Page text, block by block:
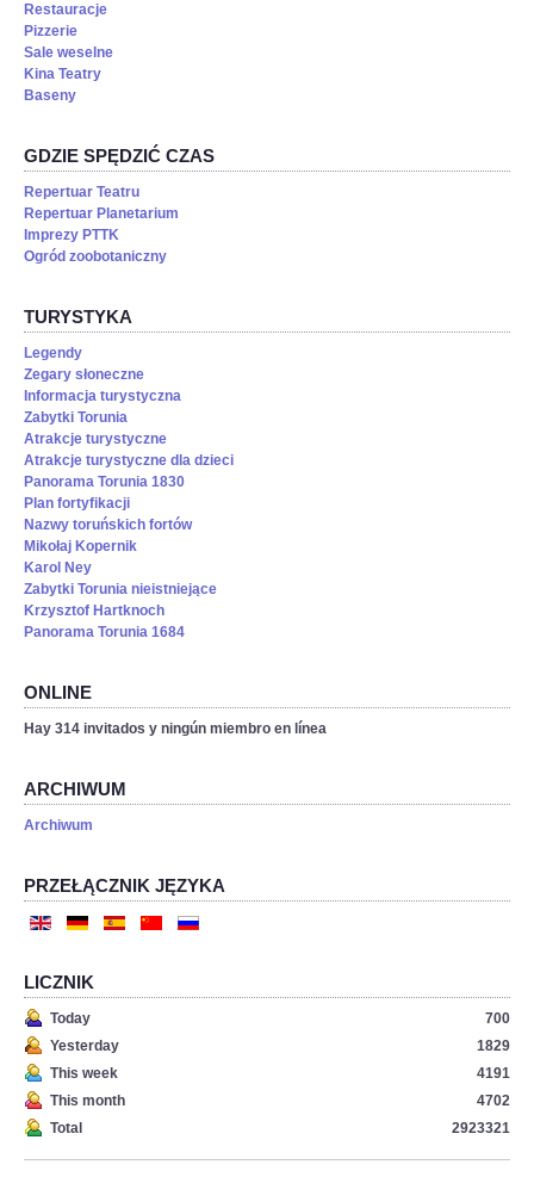
Restauracje
Pizzerie
Sale weselne
Kina Teatry
Baseny
GDZIE SPĘDZIĆ CZAS
Repertuar Teatru
Repertuar Planetarium
Imprezy PTTK
Ogród zoobotaniczny
TURYSTYKA
Legendy
Zegary słoneczne
Informacja turystyczna
Zabytki Torunia
Atrakcje turystyczne
Atrakcje turystyczne dla dzieci
Panorama Torunia 1830
Plan fortyfikacji
Nazwy toruńskich fortów
Mikołaj Kopernik
Karol Ney
Zabytki Torunia nieistniejące
Krzysztof Hartknoch
Panorama Torunia 1684
ONLINE
Hay 314 invitados y ningún miembro en línea
ARCHIWUM
Archiwum
PRZEŁĄCZNIK JĘZYKA
LICZNIK
Today
700
Yesterday
1829
This week
4191
This month
4702
Total
2923321